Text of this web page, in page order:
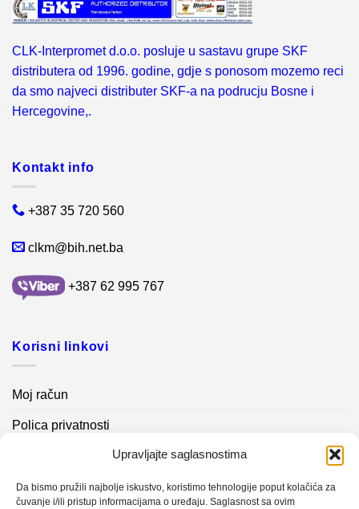
Upravljajte saglasnostima
Da bismo pružili najbolje iskustvo, koristimo tehnologije poput kolačića za
čuvanje i/ili pristup informacijama o uređaju. Saglasnost sa ovim
CLK-Interpromet d.o.o. posluje u sastavu grupe SKF
distributera od 1996. godine, gdje s ponosom mozemo reci
da smo najveci distributer SKF-a na podrucju Bosne i
Hercegovine,.
Kontakt info
+387 35 720 560
clkm@bih.net.ba
+387 62 995 767
Korisni linkovi
Moj račun
Polica privatnosti
Kontakt info